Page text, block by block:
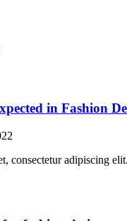
in Fashion
consectetur adipiscing